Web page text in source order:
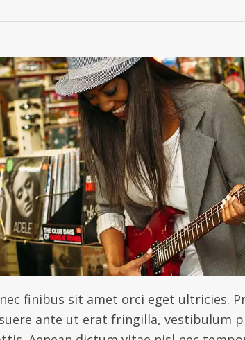
finibus sit amet orci eget ultricies.
ante ut erat fringilla, vestibulum